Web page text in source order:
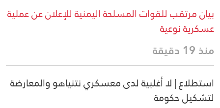
بيان مرتقب للقوات المسلحة اليمنية للإعلان عن عملية
عسكرية نوعية
منذ 19 دقيقة
استطلاع | لا أغلبية لدى معسكري نتنياهو والمعارضة
لتشكيل حكومة